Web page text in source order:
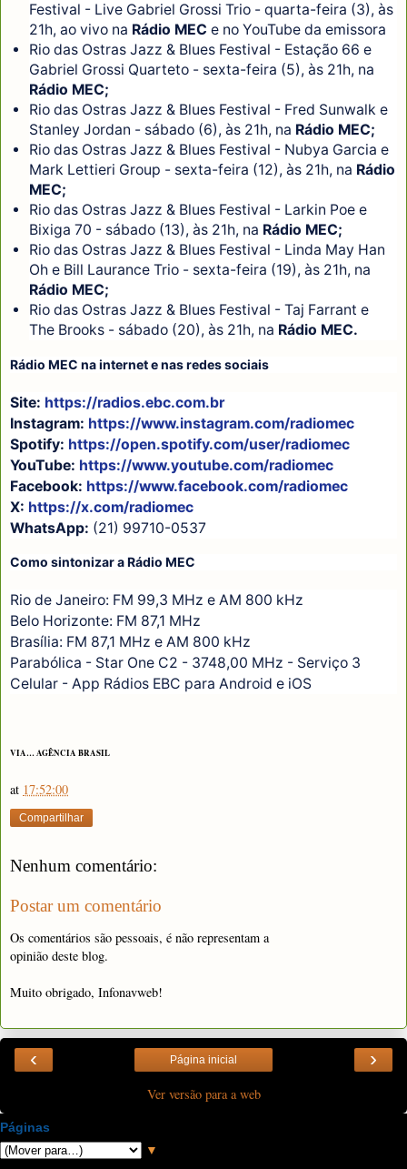
Festival - Live Gabriel Grossi Trio - quarta-feira (3), às
21h, ao vivo na Rádio MEC e no YouTube da emissora
Rio das Ostras Jazz & Blues Festival - Estação 66 e
Gabriel Grossi Quarteto - sexta-feira (5), às 21h, na
Rádio MEC;
Rio das Ostras Jazz & Blues Festival - Fred Sunwalk e
Stanley Jordan - sábado (6), às 21h, na Rádio MEC;
Rio das Ostras Jazz & Blues Festival - Nubya Garcia e
Mark Lettieri Group - sexta-feira (12), às 21h, na Rádio
MEC;
Rio das Ostras Jazz & Blues Festival - Larkin Poe e
Bixiga 70 - sábado (13), às 21h, na Rádio MEC;
Rio das Ostras Jazz & Blues Festival - Linda May Han
Oh e Bill Laurance Trio - sexta-feira (19), às 21h, na
Rádio MEC;
Rio das Ostras Jazz & Blues Festival - Taj Farrant e
The Brooks - sábado (20), às 21h, na Rádio MEC.
Rádio MEC na internet e nas redes sociais
Site: https://radios.ebc.com.br
Instagram: https://www.instagram.com/radiomec
Spotify: https://open.spotify.com/user/radiomec
YouTube: https://www.youtube.com/radiomec
Facebook: https://www.facebook.com/radiomec
X: https://x.com/radiomec
WhatsApp: (21) 99710-0537
Como sintonizar a Rádio MEC
Rio de Janeiro: FM 99,3 MHz e AM 800 kHz
Belo Horizonte: FM 87,1 MHz
Brasília: FM 87,1 MHz e AM 800 kHz
Parabólica - Star One C2 - 3748,00 MHz - Serviço 3
Celular - App Rádios EBC para Android e iOS
VIA… AGÊNCIA BRASIL
at 17:52:00
Compartilhar
Nenhum comentário:
Postar um comentário
Os comentários são pessoais, é não representam a
opinião deste blog.
Muito obrigado, Infonavweb!
‹ ›
Página inicial
Ver versão para a web
Páginas
▼